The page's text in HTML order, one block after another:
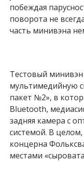
побеждая
поворота не
часть минивэна
Тестовый
мультимедийную
пакет №2», в
Bluetooth,
задняя камера с
системой. В целом,
концерна
местами